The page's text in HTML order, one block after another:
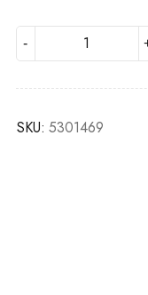
SKU: 5301469